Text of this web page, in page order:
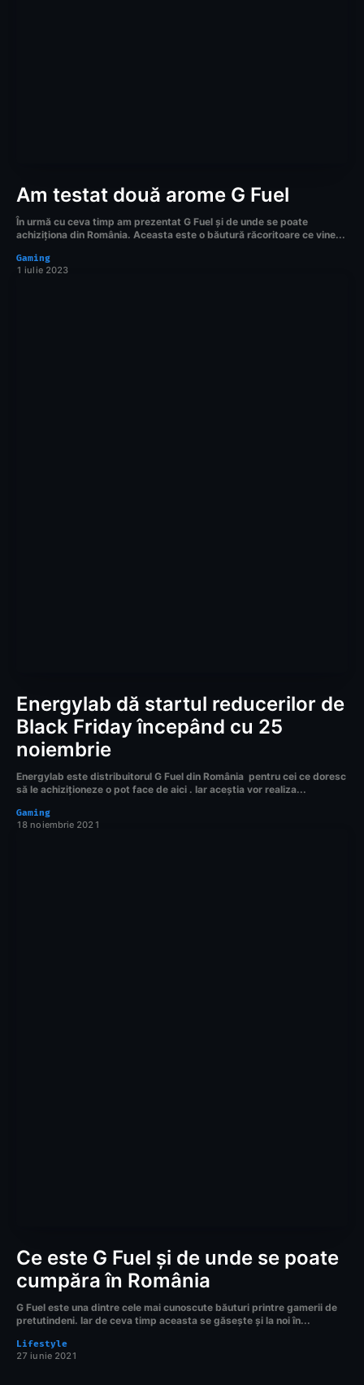
Am testat două arome G Fuel
În urmă cu ceva timp am prezentat G Fuel și de unde se poate
achiziționa din România. Aceasta este o băutură răcoritoare ce vine...
Gaming
1 iulie 2023
Energylab dă startul reducerilor de
Black Friday începând cu 25
noiembrie
Energylab este distribuitorul G Fuel din România pentru cei ce doresc
să le achiziționeze o pot face de aici . Iar aceștia vor realiza...
Gaming
18 noiembrie 2021
Ce este G Fuel și de unde se poate
cumpăra în România
G Fuel este una dintre cele mai cunoscute băuturi printre gamerii de
pretutindeni. Iar de ceva timp aceasta se găsește și la noi în...
Lifestyle
27 iunie 2021